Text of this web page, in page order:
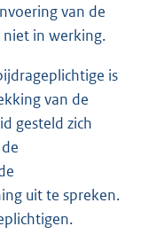
van de
niet in werking.
is
van de
gesteld zich
uit te spreken.